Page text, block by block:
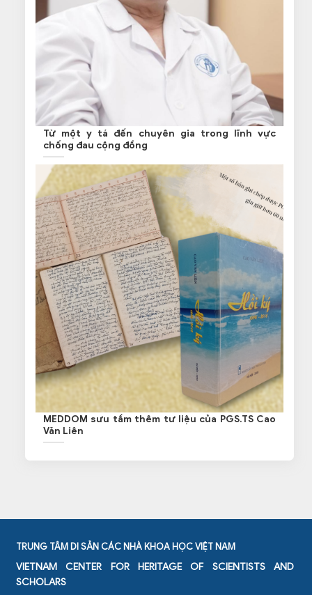
Từ một y tá đến chuyên gia trong lĩnh vực
chống đau cộng đồng
MEDDOM sưu tầm thêm tư liệu của PGS.TS Cao
Văn Liên
TRUNG TÂM DI SẢN CÁC NHÀ KHOA HỌC VIỆT NAM
VIETNAM CENTER FOR HERITAGE OF SCIENTISTS AND
SCHOLARS